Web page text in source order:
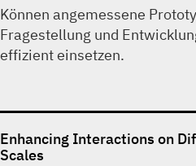
Können angemessene
Fragestellung und
effizient einsetzen.
Enhancing Interactions on
Scales